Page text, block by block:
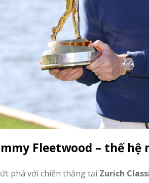
Fleetwood – thế hệ
phá với chiến thắng tại Zurich